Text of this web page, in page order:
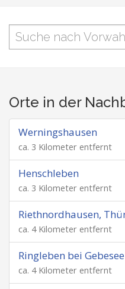
Orte in der
Werningshausen
ca. 3 Kilometer entfernt
Henschleben
ca. 3 Kilometer entfernt
Riethnordhausen,
ca. 4 Kilometer entfernt
Ringleben bei Gebesee
ca. 4 Kilometer entfernt